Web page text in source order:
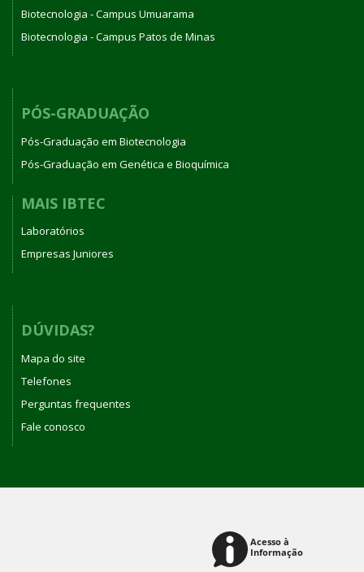
Biotecnologia - Campus Umuarama
Biotecnologia - Campus Patos de Minas
PÓS-GRADUAÇÃO
Pós-Graduação em Biotecnologia
Pós-Graduação em Genética e Bioquímica
MAIS IBTEC
Laboratórios
Empresas Juniores
DÚVIDAS?
Mapa do site
Telefones
Perguntas frequentes
Fale conosco